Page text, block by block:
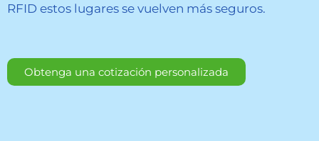
RFID estos lugares se vuelven más seguros.
Obtenga una cotización personalizada